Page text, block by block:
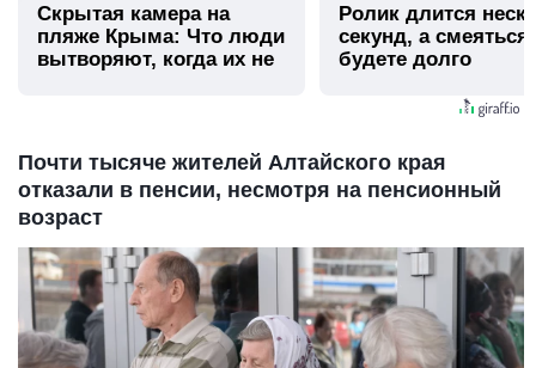
Скрытая камера на
пляже Крыма: Что люди
вытворяют, когда их не
Ролик длится
секунд, а
будете долго
Почти тысяче жителей Алтайского края
отказали в пенсии, несмотря на пенсионный
возраст